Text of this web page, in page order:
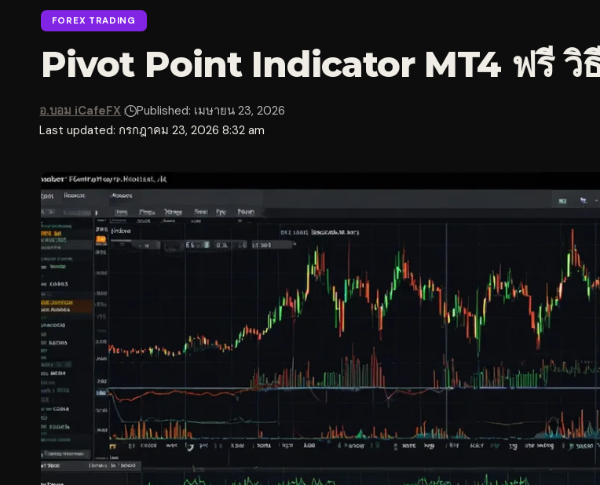
FOREX TRADING
Pivot Point Indicator MT4 ฟรี วิ
Last updated: กรกฎาคม 23, 2026 8:32 am
อ.บอม iCafeFX Published: เมษายน 23, 2026